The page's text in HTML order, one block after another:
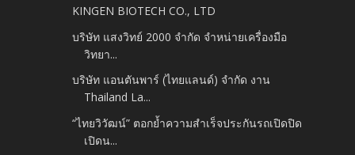
KINGEN BIOTECH CO., LTD
บริษัท แสงวิทย์ 2000 จำกัด จำหน่ายเครื่องมือ
วิทยา...
บริษัท แอนตันพาร์ (ไทยแลนด์) จำกัด งาน
Thailand La...
“ไทยวิวัฒน์” ตอกย้ำความสำเร็จประกันรถเปิดปิด
เปิดน...